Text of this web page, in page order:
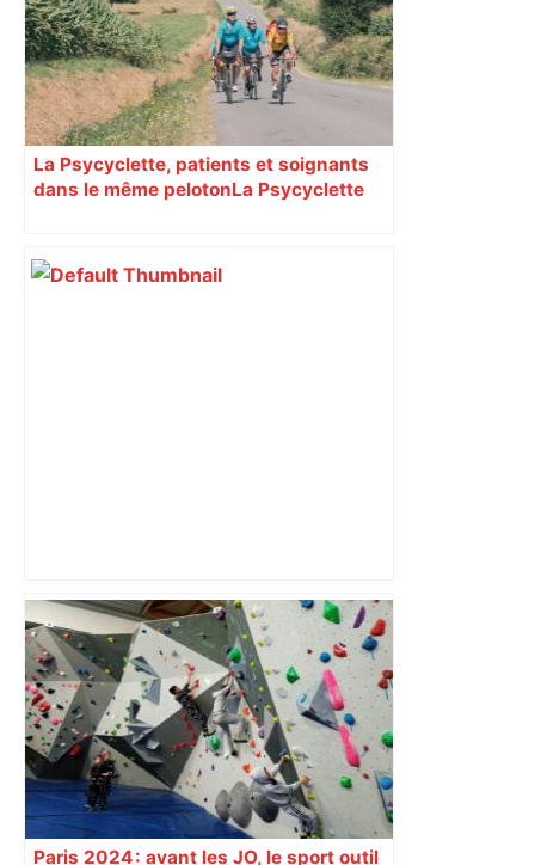
– ladepeche.fr
La Psycyclette, patients et soignants
dans le même peloton​​​​​​ La Psycyclette
vivant avec des troubles psychiques,
des soignants et des cyclotouristes.
EN DIRECT – Perpignan-Toulouse : un
duel des extrêmes du Top 14 – Le
Figaro
Paris 2024 : avant les JO, le sport outil